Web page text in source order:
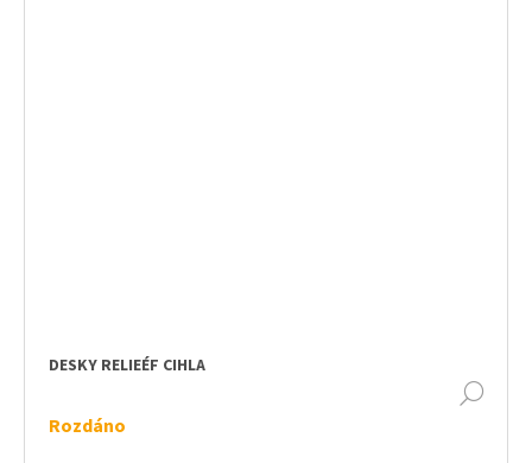
DESKY RELIEÉF CIHLA
Rozdáno